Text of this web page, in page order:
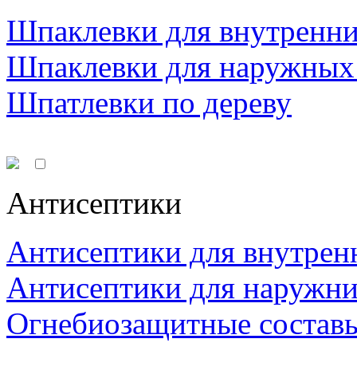
Шпаклевки для
Шпаклевки для наружных
Шпатлевки по дереву
Антисептики
Антисептики для
Антисептики для
Огнебиозащитные